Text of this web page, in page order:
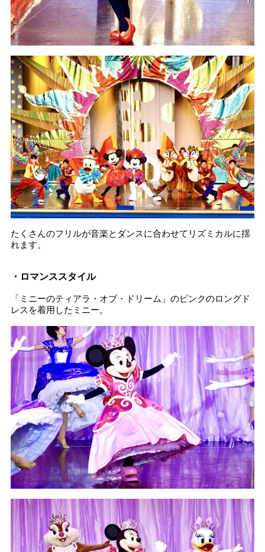
たくさんのフリルが音楽とダンスに合わせてリズミカルに揺
れます。
・ロマンススタイル
「ミニーのティアラ・オブ・ドリーム」のピンクのロングド
レスを着用したミニー。